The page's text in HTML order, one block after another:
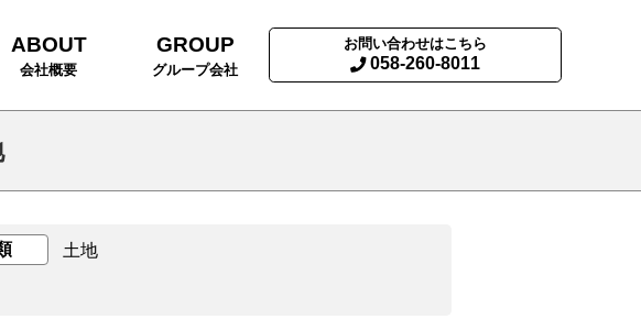
ABOUT
会社概要
GROUP
グループ会社
お問い合わせはこちら
058-260-8011
土地